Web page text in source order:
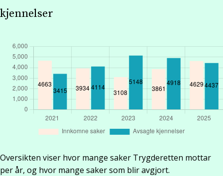
kjennelser
Oversikten viser hvor mange saker Trygderetten mottar
per år, og hvor mange saker som blir avgjort.